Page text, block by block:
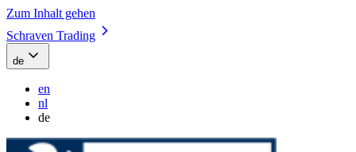
Zum Inhalt gehen
Schraven Trading
de
en
nl
de